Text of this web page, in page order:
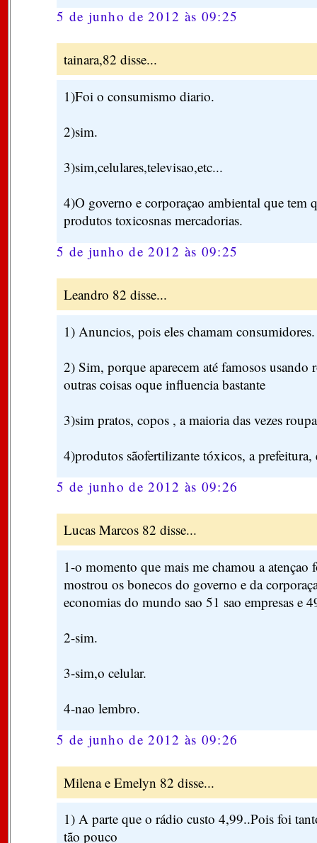
5 de junho de 2012 às 09:25
tainara,82 disse...
1)Foi o consumismo diario.
2)sim.
3)sim,celulares,televisao,etc...
4)O governo e corporaçao ambiental que tem
produtos toxicosnas mercadorias.
5 de junho de 2012 às 09:25
Leandro 82 disse...
1) Anuncios, pois eles chamam consumidores.
2) Sim, porque aparecem até famosos usando
outras coisas oque influencia bastante
3)sim pratos, copos , a maioria das vezes
4)produtos sãofertilizante tóxicos, a
5 de junho de 2012 às 09:26
Lucas Marcos 82 disse...
1-o momento que mais me chamou a atençao
mostrou os bonecos do governo e da
economias do mundo sao 51 sao empresas e
2-sim.
3-sim,o celular.
4-nao lembro.
5 de junho de 2012 às 09:26
Milena e Emelyn 82 disse...
1) A parte que o rádio custo 4,99..Pois foi
tão pouco